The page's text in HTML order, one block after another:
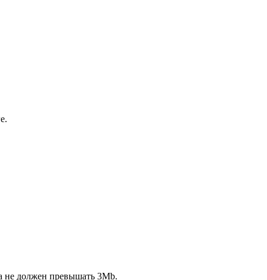
не должен превышать 3Mb.